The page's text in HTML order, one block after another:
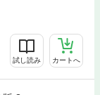
試し読み カートへ